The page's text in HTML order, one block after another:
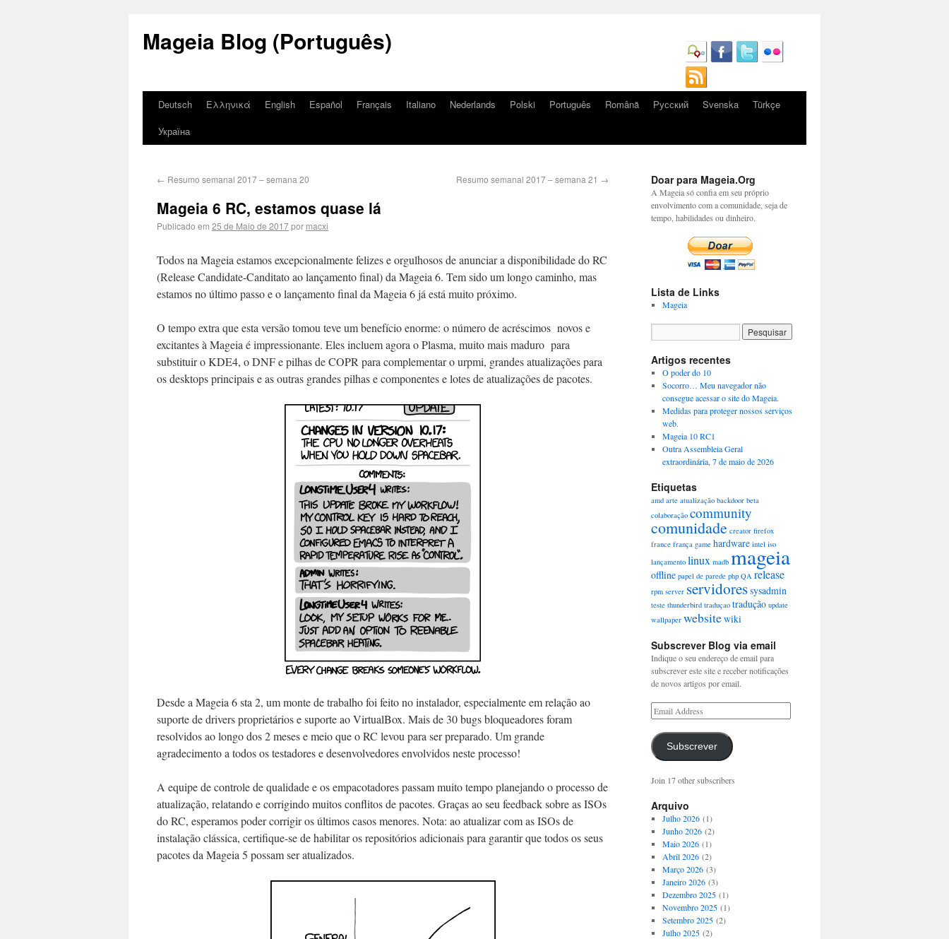
Mageia Blog (Português)
Deutsch Ελληνικά English Español Français Italiano Nederlands Polski Português Română Русский Svenska
Türkçe
Україна
← Resumo semanal 2017 – semana 20 Resumo semanal 2017 – semana 21 →
Mageia 6 RC, estamos quase lá
Publicado em 25 de Maio de 2017por macxi
Todos na Mageia estamos excepcionalmente felizes e orgulhosos de anunciar a disponibilidade do RC
(Release Candidate-Canditato ao lançamento final) da Mageia 6. Tem sido um longo caminho, mas
estamos no último passo e o lançamento final da Mageia 6 já está muito próximo.
O tempo extra que esta versão tomou teve um benefício enorme: o número de acréscimos novos e
excitantes à Mageia é impressionante. Eles incluem agora o Plasma, muito mais maduro para
substituir o KDE4, o DNF e pilhas de COPR para complementar o urpmi, grandes atualizações para
os desktops principais e as outras grandes pilhas e componentes e lotes de atualizações de pacotes.
Desde a Mageia 6 sta 2, um monte de trabalho foi feito no instalador, especialmente em relação ao
suporte de drivers proprietários e suporte ao VirtualBox. Mais de 30 bugs bloqueadores foram
resolvidos ao longo dos 2 meses e meio que o RC levou para ser preparado. Um grande
agradecimento a todos os testadores e desenvolvedores envolvidos neste processo!
A equipe de controle de qualidade e os empacotadores passam muito tempo planejando o processo de
atualização, relatando e corrigindo muitos conflitos de pacotes. Graças ao seu feedback sobre as ISOs
do RC, esperamos poder corrigir os últimos casos menores. Nota: ao atualizar com as ISOs de
instalação clássica, certifique-se de habilitar os repositórios adicionais para garantir que todos os seus
pacotes da Mageia 5 possam ser atualizados.
Doar para Mageia.Org
A Mageia só confia em seu próprio
envolvimento com a comunidade, seja de
tempo, habilidades ou dinheiro.
Lista de Links
Mageia
Artigos recentes
O poder do 10
Socorro… Meu navegador não
consegue acessar o site do Mageia.
Medidas para proteger nossos serviços
web.
Mageia 10 RC1
Outra Assembleia Geral
extraordinária, 7 de maio de 2026
Etiquetas
amd arte atualização backdoor beta
colaboração community
comunidade creator firefox
france frança game hardware intel iso
lançamento linux madb mageia
offline papel de parede php QA release
rpm server servidoressysadmin
teste thunderbird traduçao tradução update
wallpaper websitewiki
Subscrever Blog via email
Indique o seu endereço de email para
subscrever este site e receber notificações
de novos artigos por email.
Subscrever
Join 17 other subscribers
Arquivo
Julho 2026(1)
Junho 2026(2)
Maio 2026(1)
Abril 2026(2)
Março 2026(3)
Janeiro 2026(3)
Dezembro 2025(1)
Novembro 2025(1)
Setembro 2025(2)
Julho 2025(2)